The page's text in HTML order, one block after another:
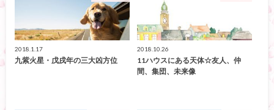
2018.1.17
九紫火星・戊戌年の三大凶方位
2018.10.26
11ハウスにある天体☆友人、仲
間、集団、未来像